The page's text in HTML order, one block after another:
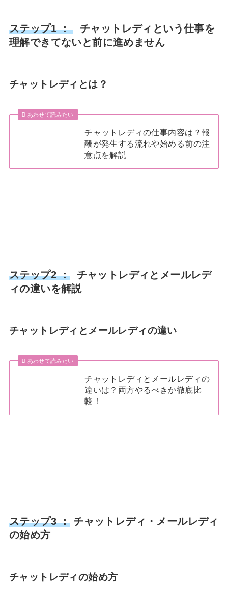
ステップ1 ：
チャットレディという仕事を
理解できてないと前に進めません
チャットレディとは？
あわせて読みたい
チャットレディの仕事内容は？報
酬が発生する流れや始める前の注
意点を解説
ステップ2 ：チャットレディとメールレデ
ィの違いを解説
チャットレディとメールレディの違い
あわせて読みたい
チャットレディとメールレディの
違いは？両方やるべきか徹底比
較！
ステップ3 ：チャットレディ・メールレディ
の始め方
チャットレディの始め方